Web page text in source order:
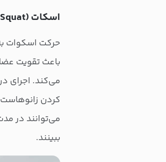
اسکات (Squat)
حرکت اسکوات
باعث تقویت
می‌کند. اجرای
کردن
می‌توانند در
ببینند.